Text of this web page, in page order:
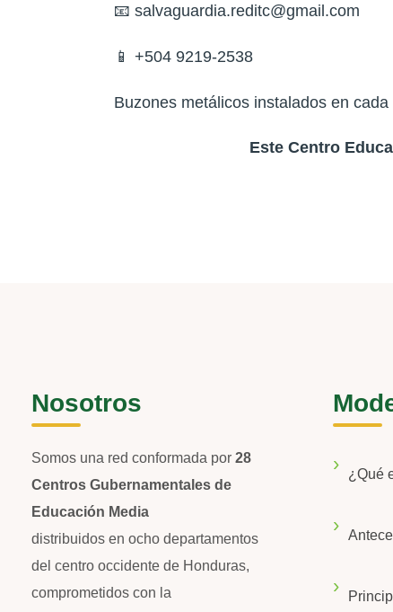
📧 salvaguardia.reditc@gmail.com
📱 +504 9219-2538
Buzones metálicos instalados en
Este Centro
Nosotros
Somos una red conformada por 28
Centros Gubernamentales de
Educación Media
distribuidos en ocho departamentos
del centro occidente de Honduras,
comprometidos con la
¿Qué